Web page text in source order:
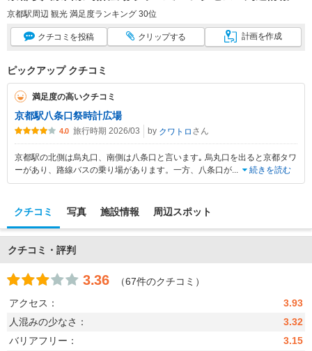
京都駅周辺 観光 満足度ランキング 30位
クチコミ を投稿 クリップする 計画を作成
ピックアップ クチコミ
満足度の高いクチコミ
京都駅八条口祭時計広場
4.0 旅行時期 2026/03 by クワトロ さん
京都駅の北側は烏丸口、南側は八条口と言います｡ 烏丸口を出ると京都タワ
ーがあり、路線バスの乗り場があります。一方、八条口が... 続きを読む
クチコミ 写真 施設情報 周辺スポット
クチコミ・評判
3.36
（67件のクチコミ）
アクセス：
3.93
人混みの少なさ：
3.32
バリアフリー：
3.15